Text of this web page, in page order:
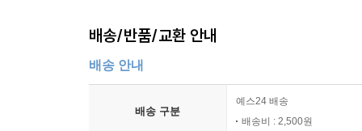
배송/반품/교환 안내
배송 안내
배송 구분
예스24 배송
배송비 : 2,500원